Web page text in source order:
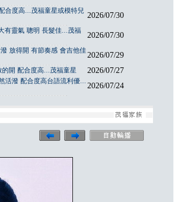
合度高...茂福童星或模特兒
2026/07/30
有靈氣 聰明 長髮佳...茂福
2026/07/30
放得開 有節奏感 會吉他佳
2026/07/29
開 配合度高...茂福童星 2026/07/27
活潑 配合度高台語流利優...
2026/07/24